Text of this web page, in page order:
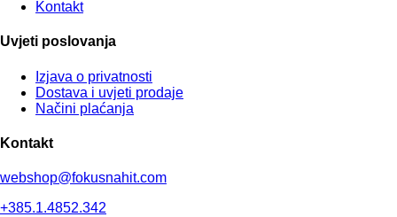
Kontakt
Uvjeti poslovanja
Izjava o privatnosti
Dostava i uvjeti prodaje
Načini plaćanja
Kontakt
webshop@fokusnahit.com
+385.1.4852.342